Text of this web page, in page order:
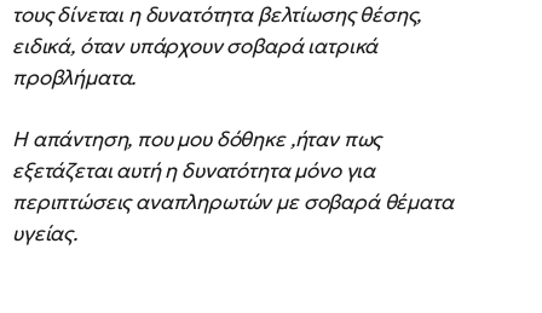
τους δίνεται η δυνατότητα βελτίωσης θέσης,
ειδικά, όταν υπάρχουν σοβαρά ιατρικά
προβλήματα.
Η απάντηση, που μου δόθηκε ,ήταν πως
εξετάζεται αυτή η δυνατότητα μόνο για
περιπτώσεις αναπληρωτών με σοβαρά θέματα
υγείας.